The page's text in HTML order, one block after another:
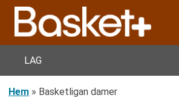
LAG
Hem » Basketligan damer